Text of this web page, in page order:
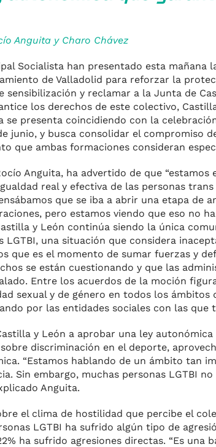
Anguita y Charo Chávez
Socialista han presentado esta mañana
de Valladolid para reforzar la
sensibilización y reclamar a la Junta de
los derechos de este colectivo,
se presenta coincidiendo con la
junio, y busca consolidar el compromiso
que ambas formaciones consideran
Anguita, ha advertido de que “estamos
real y efectiva de las personas
que se iba a abrir una etapa de
pero estamos viendo que eso no
y León continúa siendo la única
una situación que considera
que es el momento de sumar fuerzas y
se están cuestionando y que las
Entre los acuerdos de la moción
sexual y de género en todos los
por las entidades sociales con las que
y León a aprobar una ley
discriminación en el deporte,
“Estamos hablando de un ámbito tan
Sin embargo, muchas personas LGTBI
Anguita.
el clima de hostilidad que percibe el
LGTBI ha sufrido algún tipo de
ha sufrido agresiones directas. “Es una